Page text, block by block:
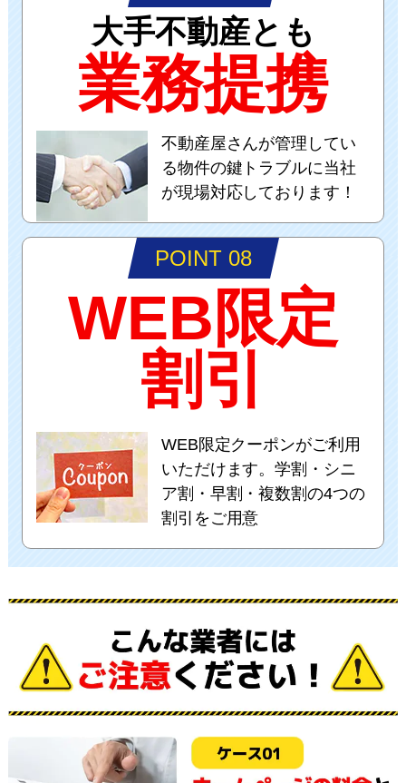
大手不動産とも
業務提携
不動産屋さんが管理してい
る物件の鍵トラブルに当社
が現場対応しております！
POINT 08
WEB限定
割引
WEB限定クーポンがご利用
いただけます。学割・シニ
ア割・早割・複数割の4つの
割引をご用意